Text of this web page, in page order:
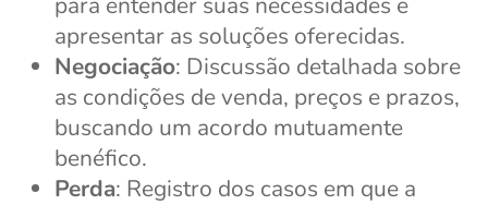
apresentar as soluções oferecidas.
Negociação: Discussão detalhada sobre
as condições de venda, preços e prazos,
buscando um acordo mutuamente
benéfico.
Perda: Registro dos casos em que a